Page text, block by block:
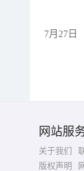
7月27日
网站服
关于我们
版权声明